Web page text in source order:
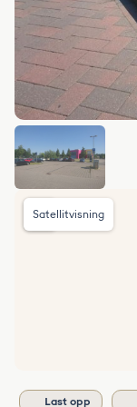
Satellitvisning
Last opp